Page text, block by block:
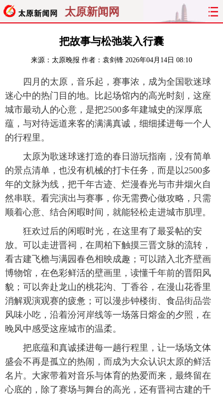
太原新闻网
聚焦 太原
经济 关注 文明 出行
纵横 曝光 综合 专题
旅游 理财 政务 教育
看天下
太原日报 太原晚报 热评 社区
把故事与松弛装入行囊
来源： 太原晚报 作者：袁剑锋 2026年04月14日 08:10
四月的太原，音乐起，赛事浓，成为全国歌迷球
迷心中的热门目的地。比起场馆内的高光时刻，这座
城市最动人的心意，是把2500多年建城史的深厚底
蕴，与对待远道来客的满满真诚，细细揉进每一个人
的行程里。
太原为歌迷球迷打造的春日游玩指南，没有简单
的景点清单，也没有机械的打卡任务，而是以2500多
年的文脉为线，把千年古迹、烂漫春光与市井烟火自
然串联。看完演出与赛事，你无需费心做攻略，只需
顺着心意、结合闲暇时间，就能轻松走进城市肌理。
狂欢过后的闲暇时光，在这里有了最妥帖的安
放。可以走进晋祠，在周柏下触摸三晋文脉的流转，
看古建飞檐与满园春色相映成趣；可以踏入北齐壁画
博物馆，在色彩鲜活的壁画里，读懂千年前的晋阳风
貌；可以奔赴龙山的桃花沟、丁香谷，在漫山花香里
消解观演观赛的疲惫；可以漫步钟楼街、食品街品尝
风味小吃，沿着汾河岸线等一场落日熔金的夕照，在
晚风中感受这座城市的温柔。
把底蕴和真诚揉进每一趟行程里，让一场场文体
盛会不再是孤立的热闹，而成为大众认识太原的鲜活
名片。大家带着对音乐与体育的热爱而来，最终留在
心底的，除了赛场与舞台的高光，还有晋祠古建的千